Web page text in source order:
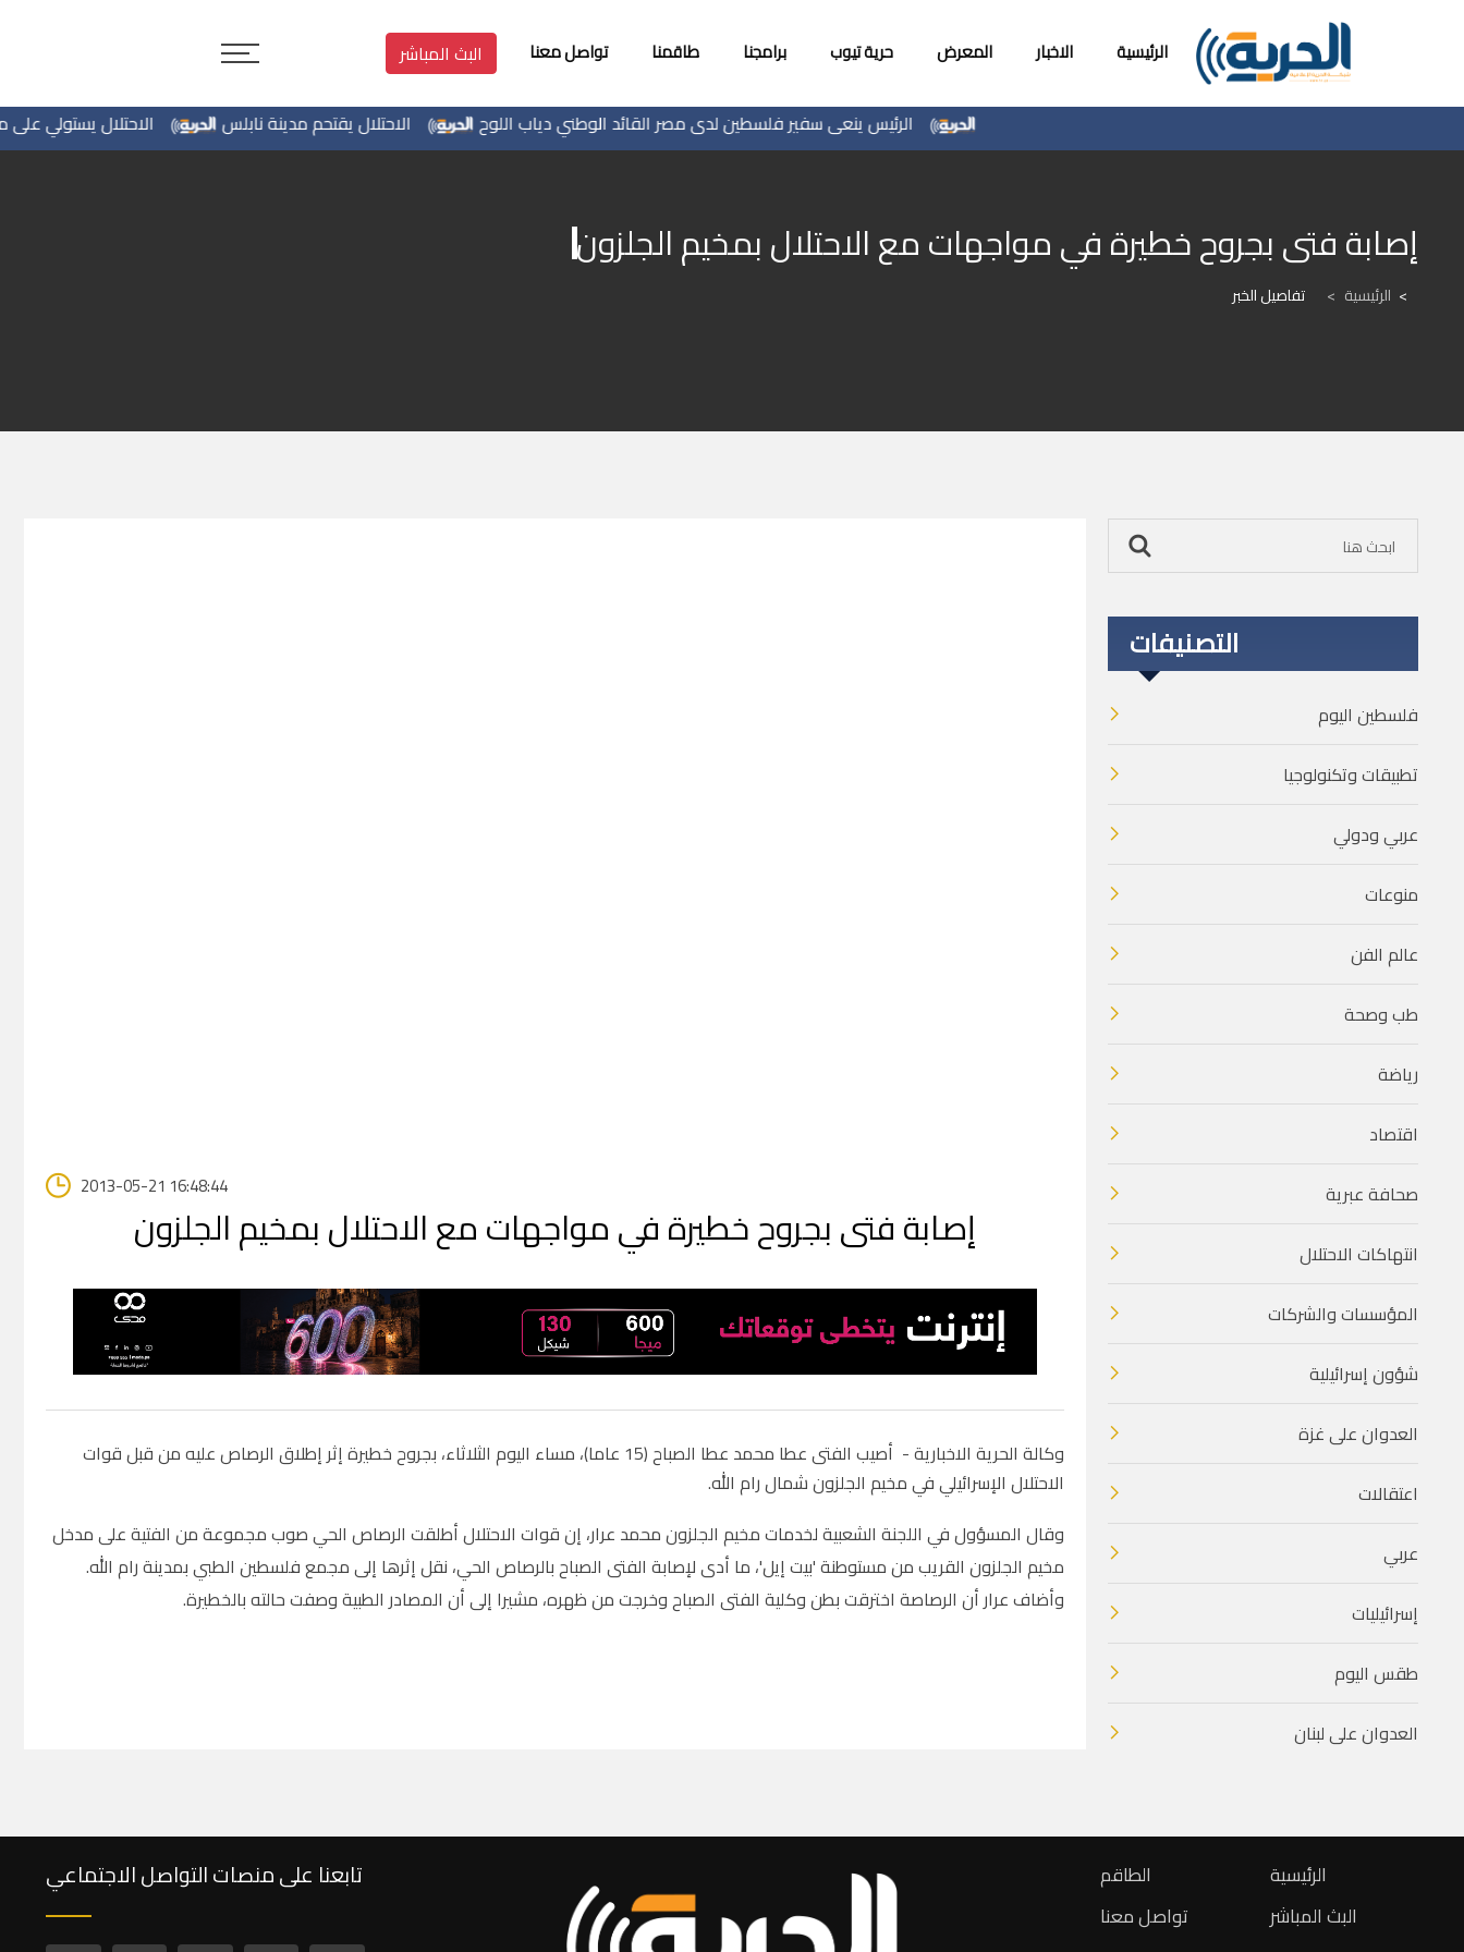
الرئيسية الاخبار المعرض حرية تيوب برامجنا طاقمنا تواصل معنا البث المباشر
الاحتلال يستولي على الاحتلال يقتحم مدينة نابلس الرئيس ينعى سفير فلسطين لدى مصر القائد الوطني دياب اللوح
إصابة فتى بجروح خطيرة في مواجهات مع الاحتلال بمخيم الجلزون
الرئيسية > تفاصيل الخبر
2013-05-21 16:48:44
إصابة فتى بجروح خطيرة في مواجهات مع الاحتلال بمخيم الجلزون
وكالة الحرية الاخبارية -
أصيب الفتى عطا محمد عطا الصباح (15 عاما)، مساء اليوم الثلاثاء، بجروح خطيرة إثر إطلاق الرصاص عليه من قبل قوات
الاحتلال الإسرائيلي في مخيم الجلزون شمال رام الله.
وقال المسؤول في اللجنة الشعبية لخدمات مخيم الجلزون محمد عرار، إن قوات الاحتلال أطلقت الرصاص الحي صوب مجموعة من الفتية على مدخل
مخيم الجلزون القريب من مستوطنة 'بيت إيل'، ما أدى لإصابة الفتى الصباح بالرصاص الحي، نقل إثرها إلى مجمع فلسطين الطبي بمدينة رام الله.
وأضاف عرار أن الرصاصة اخترقت بطن وكلية الفتى الصباح وخرجت من ظهره، مشيرا إلى أن المصادر الطبية وصفت حالته بالخطيرة.
التصنيفات
فلسطين اليوم
تطبيقات وتكنولوجيا
عربي ودولي
منوعات
عالم الفن
طب وصحة
رياضة
اقتصاد
صحافة عبرية
انتهاكات الاحتلال
المؤسسات والشركات
شؤون إسرائيلية
العدوان على غزة
اعتقالات
عربي
إسرائيليات
طقس اليوم
العدوان على لبنان
تابعنا على منصات التواصل الاجتماعي
الطاقم
تواصل معنا
الرئيسية
البث المباشر